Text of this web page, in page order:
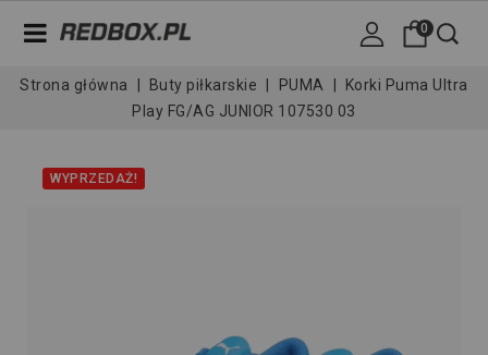
0
Strona główna Buty piłkarskie PUMA
Korki Puma Ultra
Play FG/AG JUNIOR 107530 03
WYPRZEDAŻ!